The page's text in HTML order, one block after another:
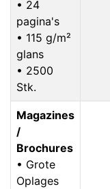
• 24
pagina's
• 115 g/m²
glans
• 2500
Stk.
Magazines
/
Brochures
• Grote
Oplages